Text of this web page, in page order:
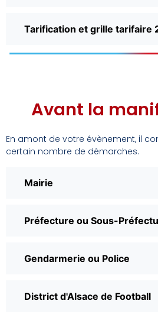
Tarification et grille tarifaire
Avant la
En amont de votre évènement, il
certain nombre de démarches.
Mairie
Préfecture ou Sous-
Gendarmerie ou Police
District d'Alsace de Football